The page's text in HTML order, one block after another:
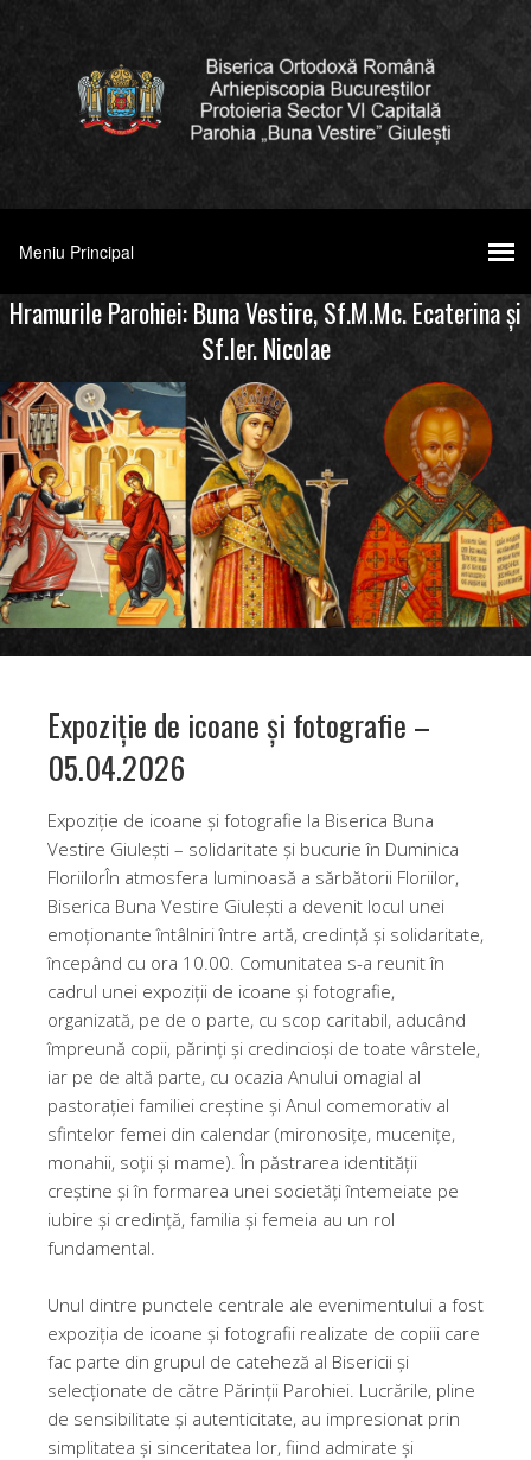
Hramurile Parohiei: Buna Vestire, Sf.M.Mc. Ecaterina şi
Sf.Ier. Nicolae
Expoziție de icoane și fotografie –
05.04.2026
Expoziție de icoane și fotografie la Biserica Buna
Vestire Giulești – solidaritate și bucurie în Duminica
FloriilorÎn atmosfera luminoasă a sărbătorii Floriilor,
Biserica Buna Vestire Giulești a devenit locul unei
emoționante întâlniri între artă, credință și solidaritate,
începând cu ora 10.00. Comunitatea s-a reunit în
cadrul unei expoziții de icoane și fotografie,
organizată, pe de o parte, cu scop caritabil, aducând
împreună copii, părinți și credincioși de toate vârstele,
iar pe de altă parte, cu ocazia Anului omagial al
pastorației familiei creștine și Anul comemorativ al
sfintelor femei din calendar (mironosițe, mucenițe,
monahii, soții și mame). În păstrarea identității
creștine și în formarea unei societăți întemeiate pe
iubire și credință, familia și femeia au un rol
fundamental.
Unul dintre punctele centrale ale evenimentului a fost
expoziția de icoane și fotografii realizate de copiii care
fac parte din grupul de cateheză al Bisericii și
selecționate de către Părinții Parohiei. Lucrările, pline
de sensibilitate și autenticitate, au impresionat prin
simplitatea și sinceritatea lor, fiind admirate și